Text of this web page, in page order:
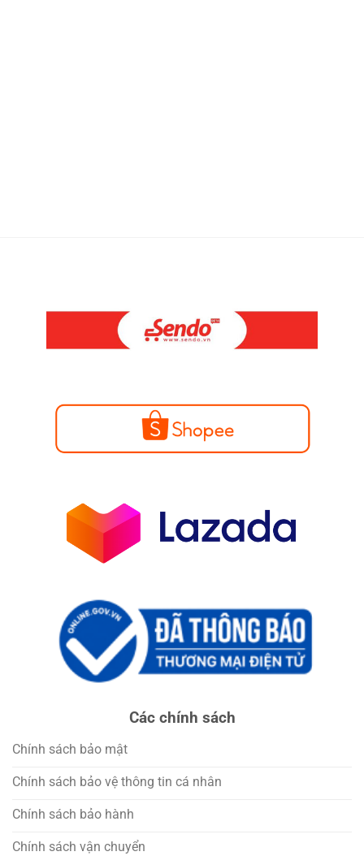
Các chính sách
Chính sách bảo mật
Chính sách bảo vệ thông tin cá nhân
Chính sách bảo hành
Chính sách vận chuyển